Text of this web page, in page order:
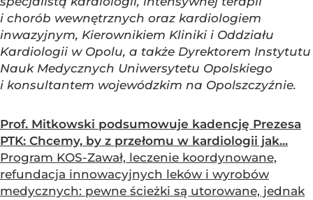
i chorób wewnętrznych oraz kardiologiem
inwazyjnym, Kierownikiem Kliniki i Oddziału
Kardiologii w Opolu, a także Dyrektorem Instytutu
Nauk Medycznych Uniwersytetu Opolskiego
i konsultantem wojewódzkim na Opolszczyźnie.
Prof. Mitkowski podsumowuje kadencję Prezesa
PTK: Chcemy, by z przełomu w kardiologii jak...
Program KOS-Zawał, leczenie koordynowane,
refundacja innowacyjnych leków i wyrobów
medycznych: pewne ścieżki są utorowane, jednak